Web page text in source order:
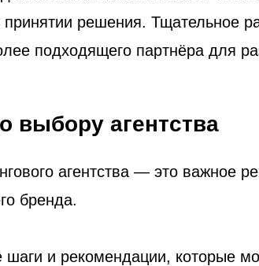
принятии решения. Тщательное
подходящего партнёра для
выбору агентства
агентства — это важное
бренда.
шаги и рекомендации, которые